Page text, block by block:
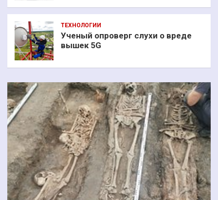
ТЕХНОЛОГИИ
Ученый опроверг слухи о вреде
вышек 5G